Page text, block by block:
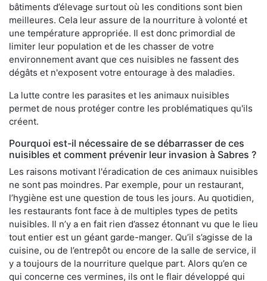
bâtiments d’élevage surtout où les conditions sont bien
meilleures. Cela leur assure de la nourriture à volonté et
une température appropriée. Il est donc primordial de
limiter leur population et de les chasser de votre
environnement avant que ces nuisibles ne fassent des
dégâts et n'exposent votre entourage à des maladies.
La lutte contre les parasites et les animaux nuisibles
permet de nous protéger contre les problématiques qu'ils
créent.
Pourquoi est-il nécessaire de se débarrasser de ces
nuisibles et comment prévenir leur invasion à Sabres ?
Les raisons motivant l'éradication de ces animaux nuisibles
ne sont pas moindres. Par exemple, pour un restaurant,
l’hygiène est une question de tous les jours. Au quotidien,
les restaurants font face à de multiples types de petits
nuisibles. Il n’y a en fait rien d’assez étonnant vu que le lieu
tout entier est un géant garde-manger. Qu’il s’agisse de la
cuisine, ou de l’entrepôt ou encore de la salle de service, il
y a toujours de la nourriture quelque part. Alors qu’en ce
qui concerne ces vermines, ils ont le flair développé qui